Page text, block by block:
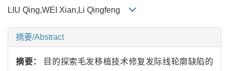
LIU Qing,WEI Xian,Li Qingfeng
摘要/Abstract
摘要：
目的探索毛发移植技术修复发际线轮廓缺陷的